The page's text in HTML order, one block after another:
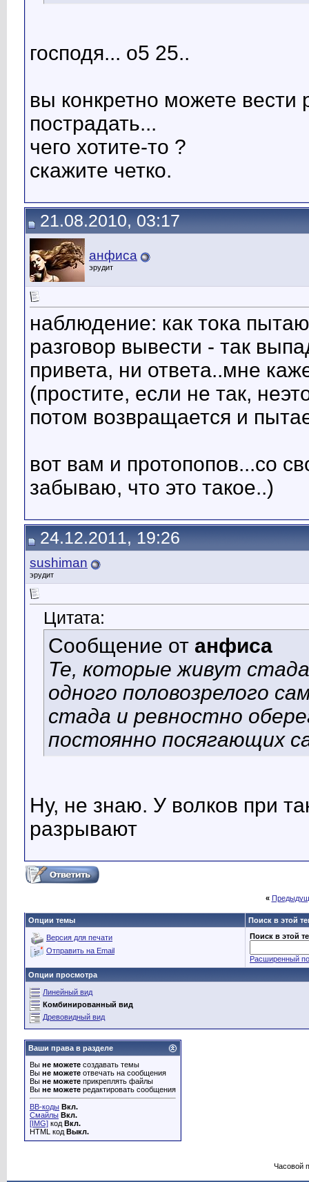
господя... о5 25..
вы конкретно можете вести
пострадать...
чего хотите-то ?
скажите четко.
21.08.2010, 03:17
анфиса
эрудит
наблюдение: как тока
разговор вывести - так
привета, ни ответа..мне
(простите, если не так,
потом возвращается и
вот вам и протопопов...со
забываю, что это такое..)
24.12.2011, 19:26
sushiman
эрудит
Цитата:
Сообщение от анфиса
Те, которые живут
одного половозрелого
стада и ревностно
постоянно посягающих
Ну, не знаю. У волков при
разрывают
«
Опции темы Поиск в этой
Версия для печати
Отправить на Email
Поиск в этой
Расширенный
Опции просмотра
Линейный вид
Комбинированный вид
Древовидный вид
Ваши права в разделе
Вы не можете создавать темы
Вы не можете отвечать на сообщения
Вы не можете прикреплять файлы
Вы не можете редактировать сообщения
BB-коды Вкл.
Смайлы Вкл.
[IMG] код Вкл.
HTML код Выкл.
Часовой